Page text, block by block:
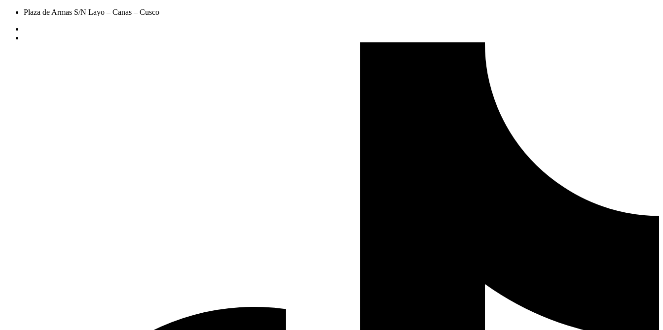
Plaza de Armas S/N Layo – Canas – Cusco